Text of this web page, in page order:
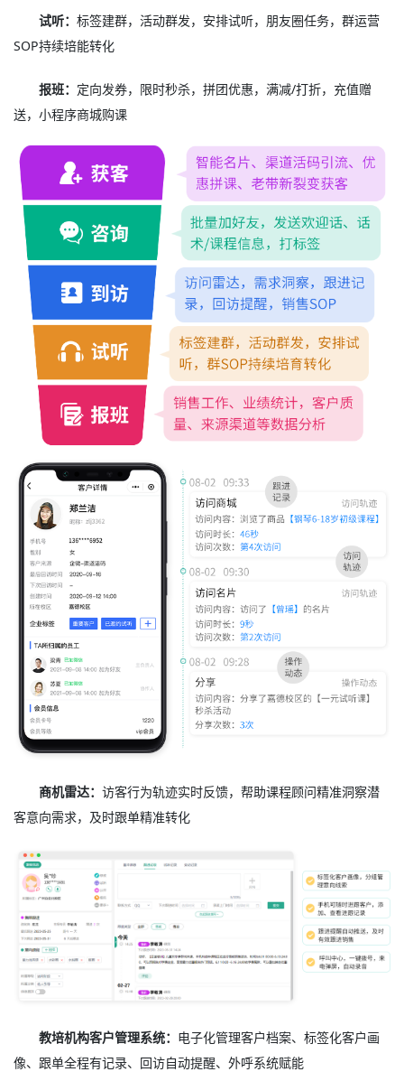
试听：标签建群，活动群发，安排试听，朋友圈任务，群运营
SOP持续培能转化
报班： 定向发券，限时秒杀，拼团优惠，满减/打折，充值赠
送，小程序商城购课
商机雷达：访客行为轨迹实时反馈，帮助课程顾问精准洞察潜
客意向需求，及时跟单精准转化
教培机构客户管理系统： 电子化管理客户档案、标签化客户画
像、跟单全程有记录、回访自动提醒、外呼系统赋能